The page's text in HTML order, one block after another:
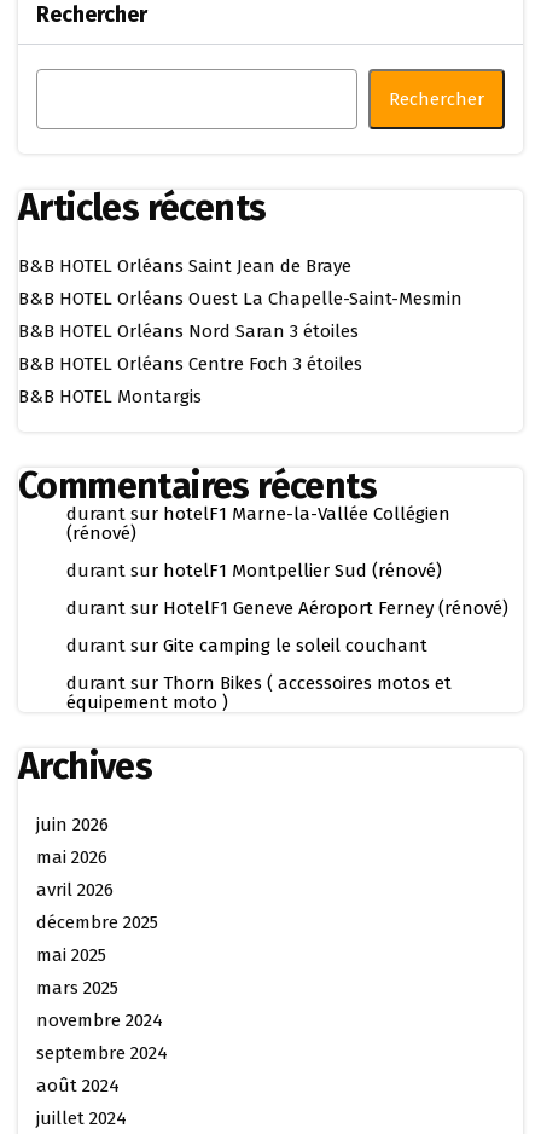
Rechercher
Rechercher
Articles récents
B&B HOTEL Orléans Saint Jean de Braye
B&B HOTEL Orléans Ouest La Chapelle-Saint-Mesmin
B&B HOTEL Orléans Nord Saran 3 étoiles
B&B HOTEL Orléans Centre Foch 3 étoiles
B&B HOTEL Montargis
Commentaires récents
durant sur hotelF1 Marne-la-Vallée Collégien
(rénové)
durant sur hotelF1 Montpellier Sud (rénové)
durant sur HotelF1 Geneve Aéroport Ferney (rénové)
durant sur Gite camping le soleil couchant
durant sur Thorn Bikes ( accessoires motos et
équipement moto )
Archives
juin 2026
mai 2026
avril 2026
décembre 2025
mai 2025
mars 2025
novembre 2024
septembre 2024
août 2024
juillet 2024